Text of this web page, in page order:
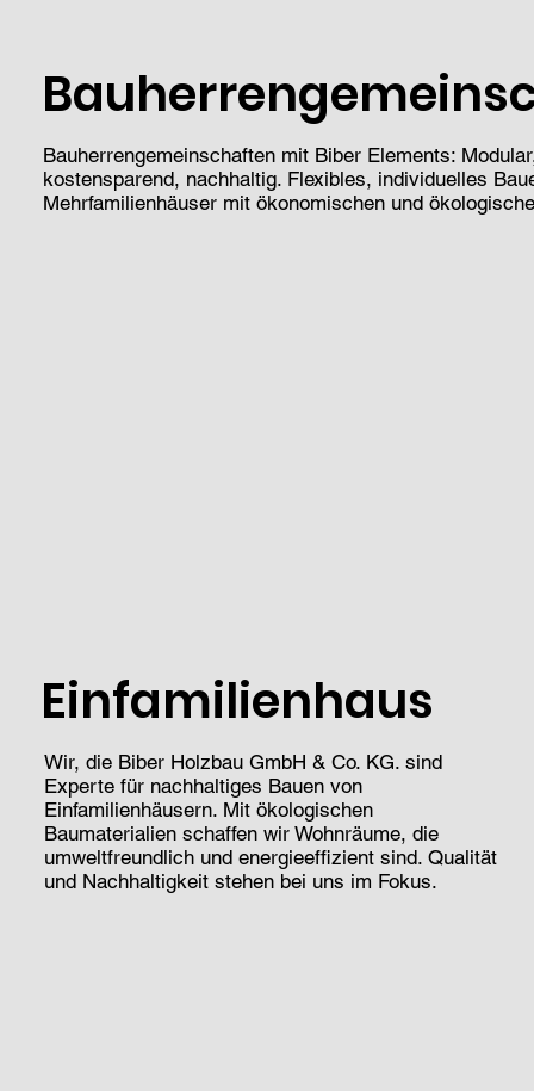
Bauherrengemeinschaften mit Biber Elements:
kostensparend, nachhaltig. Flexibles, individuelles
Mehrfamilienhäuser mit ökonomischen und
Einfamilienhaus
Wir, die Biber Holzbau GmbH & Co. KG. sind
Experte für nachhaltiges Bauen von
Einfamilienhäusern. Mit ökologischen
Baumaterialien schaffen wir Wohnräume, die
umweltfreundlich und energieeffizient sind. Qualität
und Nachhaltigkeit stehen bei uns im Fokus.